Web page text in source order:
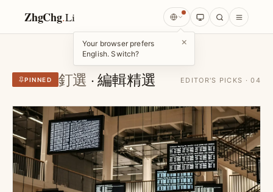
ZhgChg.Li
Your browser prefers
English. Switch?
×
PINNED 釘選 · 編輯精選 EDITOR'S PICKS · 04